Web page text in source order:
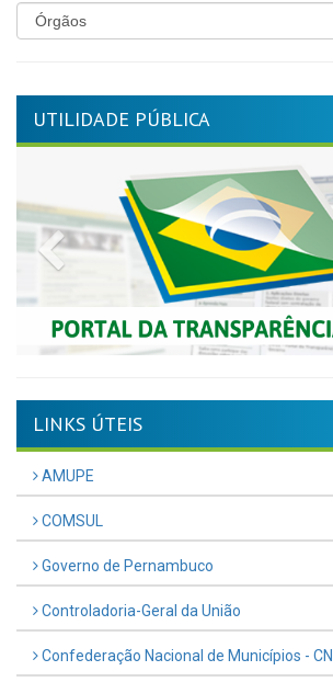
UTILIDADE PÚBLICA
Previous
LINKS ÚTEIS
AMUPE
COMSUL
Governo de Pernambuco
Controladoria-Geral da União
Confederação Nacional de Municípios -